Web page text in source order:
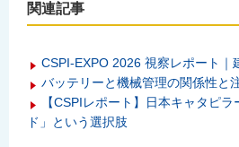
関連記事
CSPI-EXPO 2026 視察レポート｜
バッテリーと機械管理の関係性と
【CSPIレポート】日本キャタピ
ド」という選択肢